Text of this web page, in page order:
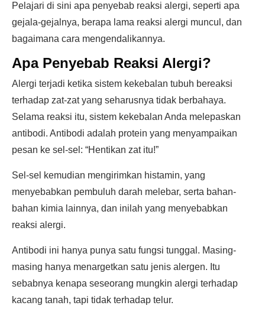
Pelajari di sini apa penyebab reaksi alergi, seperti apa
gejala-gejalnya, berapa lama reaksi alergi muncul, dan
bagaimana cara mengendalikannya.
Apa Penyebab Reaksi Alergi?
Alergi terjadi ketika sistem kekebalan tubuh bereaksi
terhadap zat-zat yang seharusnya tidak berbahaya.
Selama reaksi itu, sistem kekebalan Anda melepaskan
antibodi. Antibodi adalah protein yang menyampaikan
pesan ke sel-sel: “Hentikan zat itu!”
Sel-sel kemudian mengirimkan histamin, yang
menyebabkan pembuluh darah melebar, serta bahan-
bahan kimia lainnya, dan inilah yang menyebabkan
reaksi alergi.
Antibodi ini hanya punya satu fungsi tunggal. Masing-
masing hanya menargetkan satu jenis alergen. Itu
sebabnya kenapa seseorang mungkin alergi terhadap
kacang tanah, tapi tidak terhadap telur.